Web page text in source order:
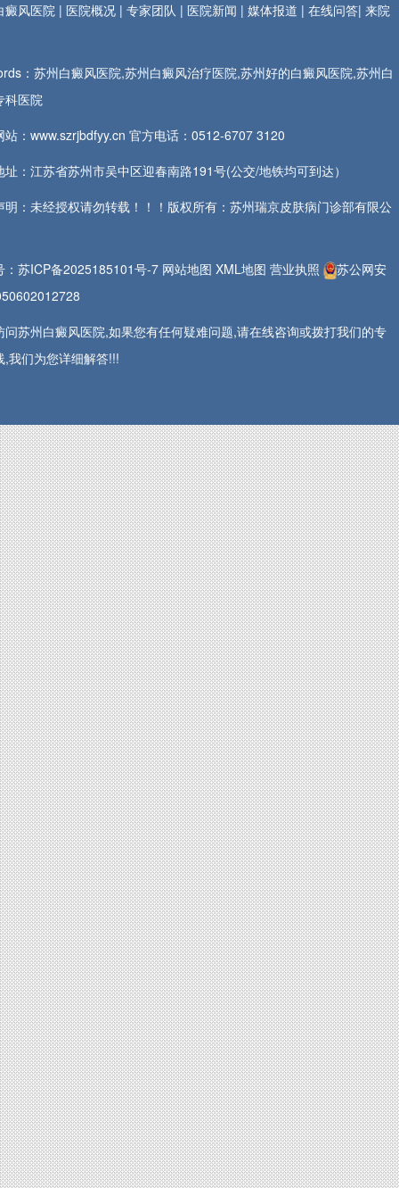
癜风医院 | 医院概况 |专家团队 | 医院新闻 |媒体报道 |在线问答|来院
：苏州白癜风医院,苏州白癜风治疗医院,苏州好的白癜风医院,苏州白
科医院
站：www.szrjbdfyy.cn 官方电话：0512-6707 3120
址：江苏省苏州市吴中区迎春南路191号(公交/地铁均可到达）
明：未经授权请勿转载！！！版权所有：苏州瑞京皮肤病门诊部有限公
：苏ICP备2025185101号-7 网站地图 XML地图 营业执照
苏公网安
问苏州白癜风医院,如果您有任何疑难问题,请在线咨询或拨打我们的专
,我们为您详细解答!!!